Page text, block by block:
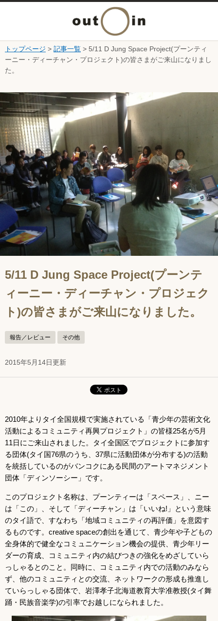
本文へ
ニ
ュ
ー
を
開
く
トップページ > 記事一覧 > 5/11 D Jung Space Project(プーンティ
ーニー・ディーチャン・プロジェクト)の皆さまがご来山になりまし
た。
5/11 D Jung Space Project(プーンテ
ィーニー・ディーチャン・プロジェク
ト)の皆さまがご来山になりました。
報告／レビュー その他
2015年5月14日更新
2010年よりタイ全国規模で実施されている「青少年の芸術文化
活動によるコミュニティ再興プロジェクト」の皆様25名が5月
11日にご来山されました。タイ全国区でプロジェクトに参加す
る団体(タイ国76県のうち、37県に活動団体が分布する)の活動
を統括しているのがバンコクにある民間のアートマネジメント
団体「ディンソーシー」です。
このプロジェクト名称は、プーンティーは「スペース」、ニー
は「この」、そして「ディーチャン」は「いいね!」という意味
のタイ語で、すなわち「地域コミュニティの再評価」を意図す
るものです。creative spaceの創出を通じて、青少年や子どもの
全身体的で健全なコミュニケーション機会の提供、青少年リー
ダーの育成、コミュニティ内の結びつきの強化をめざしていら
っしゃるとのこと。同時に、コミュニティ内での活動のみなら
ず、他のコミュニティとの交流、ネットワークの形成も推進し
ていらっしゃる団体で、岩澤孝子北海道教育大学准教授(タイ舞
踊・民族音楽学)の引率でお越しになられました。